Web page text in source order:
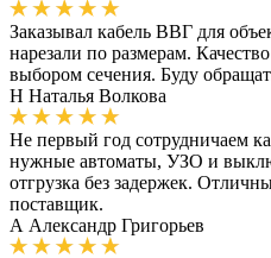
Заказывал кабель ВВГ для
нарезали по размерам.
выбором сечения. Буду
Н Наталья Волкова
Не первый год сотрудничаем
нужные автоматы, УЗО и
отгрузка без задержек.
поставщик.
А Александр Григорьев